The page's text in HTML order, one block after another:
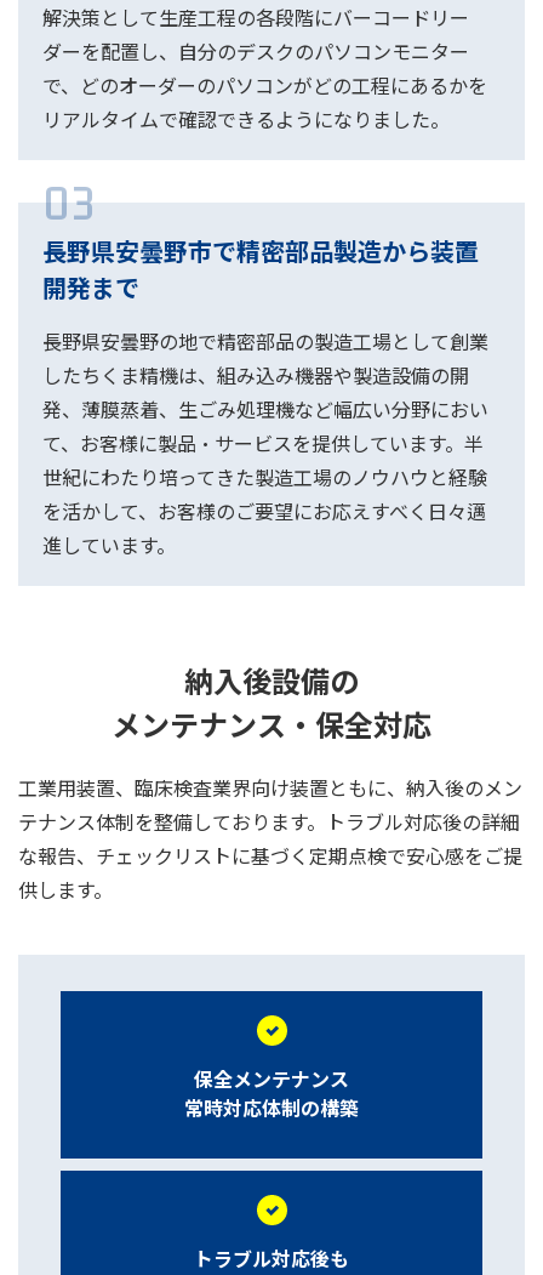
解決策として生産工程の各段階にバーコードリー
ダーを配置し、自分のデスクのパソコンモニター
で、どのオーダーのパソコンがどの工程にあるかを
リアルタイムで確認できるようになりました。
03
長野県安曇野市で精密部品製造から装置
開発まで
長野県安曇野の地で精密部品の製造工場として創業
したちくま精機は、組み込み機器や製造設備の開
発、薄膜蒸着、生ごみ処理機など幅広い分野におい
て、お客様に製品・サービスを提供しています。半
世紀にわたり培ってきた製造工場のノウハウと経験
を活かして、お客様のご要望にお応えすべく日々邁
進しています。
納入後設備の
メンテナンス・保全対応
工業用装置、臨床検査業界向け装置ともに、納入後のメン
テナンス体制を整備しております。トラブル対応後の詳細
な報告、チェックリストに基づく定期点検で安心感をご提
供します。
保全メンテナンス
常時対応体制の構築
トラブル対応後も